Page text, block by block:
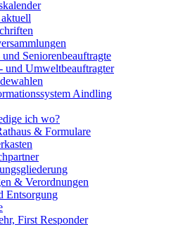
und Seniorenbeauftragte
und Umweltbeauftragter
Aindling
ich wo?
& Formulare
& Verordnungen
Entsorgung
First Responder